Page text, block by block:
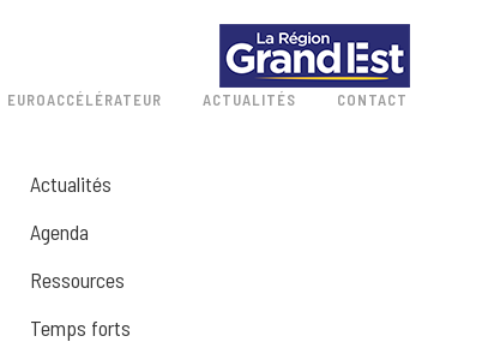
EUROACCÉLÉRATEUR ACTUALITÉS CONTACT
Actualités
Agenda
Ressources
Temps forts